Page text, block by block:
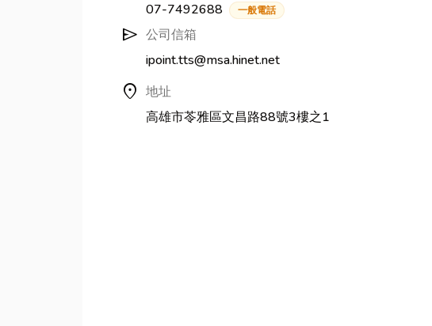
07-7492688
一般電話
send 公司信箱
ipoint.tts@msa.hinet.net
location_on 地址
高雄市苓雅區文昌路88號3樓之1